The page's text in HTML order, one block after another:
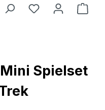
Du hast 0
Spielset